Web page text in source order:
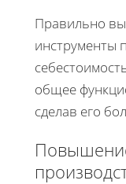
Правильно
инструменты
общее
сделав его